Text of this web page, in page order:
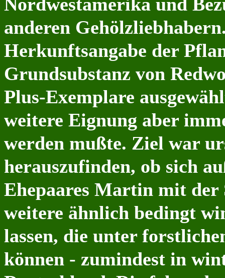
anderen
Herkunftsangabe der
Grundsubstanz von
Plus-Exemplare
weitere Eignung aber
werden mußte. Ziel war
herauszufinden, ob sich
Ehepaares Martin mit
weitere ähnlich bedingt
lassen, die unter
können - zumindest in